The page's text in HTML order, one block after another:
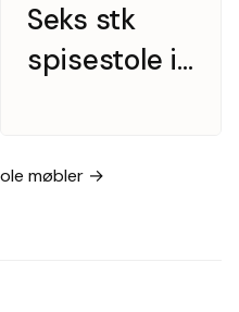
Seks stk
spisestole i
Knud Færch
møbler →